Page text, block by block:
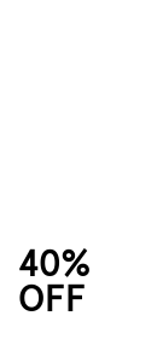
40%
OFF